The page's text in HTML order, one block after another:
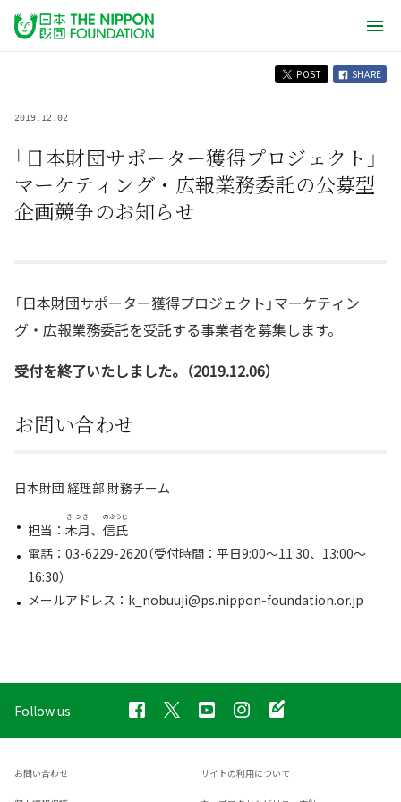
POST SHARE
2019.12.02
「日本財団サポーター獲得プロジェクト」
マーケティング・広報業務委託の公募型
企画競争のお知らせ
「日本財団サポーター獲得プロジェクト」マーケティン
グ・広報業務委託を受託する事業者を募集します。
受付を終了いたしました。（2019.12.06）
お問い合わせ
日本財団 経理部 財務チーム
担当： 木月
きつき
、 信氏
のぶうじ
電話：03-6229-2620（受付時間：平日9:00～11:30、13:00～
16:30）
メールアドレス：k_nobuuji@ps.nippon-foundation.or.jp
Follow us
お問い合わせ サイトの利用について